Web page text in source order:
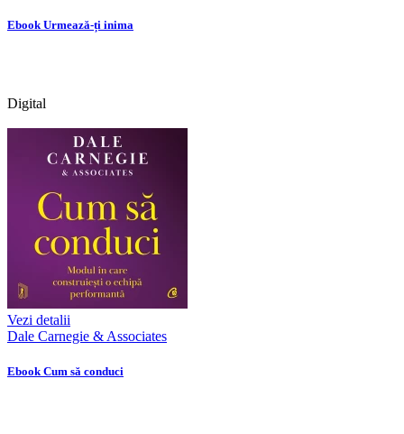
Ebook Urmează-ți inima
Digital
Vezi detalii
Dale Carnegie & Associates
Ebook Cum să conduci